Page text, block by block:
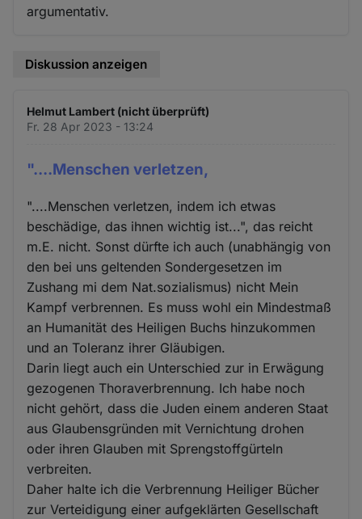
argumentativ.
Diskussion anzeigen
Helmut Lambert (nicht überprüft)
Fr. 28 Apr 2023 - 13:24
"....Menschen verletzen,
"....Menschen verletzen, indem ich etwas
beschädige, das ihnen wichtig ist...", das reicht
m.E. nicht. Sonst dürfte ich auch (unabhängig von
den bei uns geltenden Sondergesetzen im
Zushang mi dem Nat.sozialismus) nicht Mein
Kampf verbrennen. Es muss wohl ein Mindestmaß
an Humanität des Heiligen Buchs hinzukommen
und an Toleranz ihrer Gläubigen.
Darin liegt auch ein Unterschied zur in Erwägung
gezogenen Thoraverbrennung. Ich habe noch
nicht gehört, dass die Juden einem anderen Staat
aus Glaubensgründen mit Vernichtung drohen
oder ihren Glauben mit Sprengstoffgürteln
verbreiten.
Daher halte ich die Verbrennung Heiliger Bücher
zur Verteidigung einer aufgeklärten Gesellschaft